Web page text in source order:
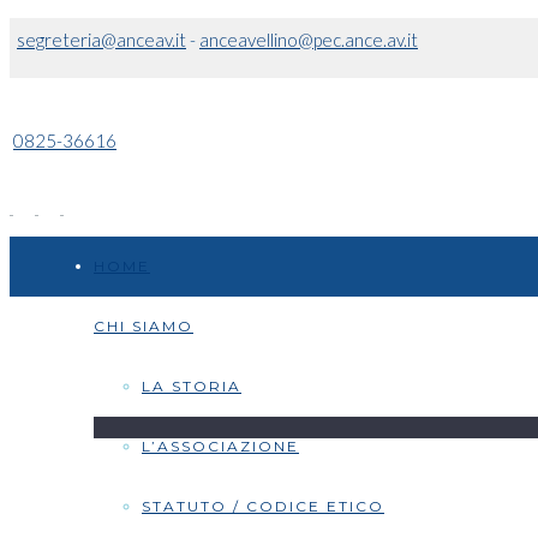
segreteria@anceav.it- anceavellino@pec.ance.av.it
0825-36616
CHI SIAMO
LA STORIA
L’ASSOCIAZIONE
STATUTO / CODICE ETICO